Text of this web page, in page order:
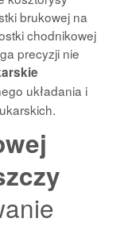
brukowej na
chodnikowej
precyzji nie
układania i